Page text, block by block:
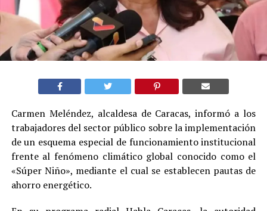
Carmen Meléndez, alcaldesa de Caracas, informó a los
trabajadores del sector público sobre la implementación
de un esquema especial de funcionamiento institucional
frente al fenómeno climático global conocido como el
«Súper Niño», mediante el cual se establecen pautas de
ahorro energético.